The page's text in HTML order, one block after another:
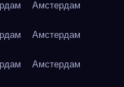
Амстердам
Амстердам
Амстердам